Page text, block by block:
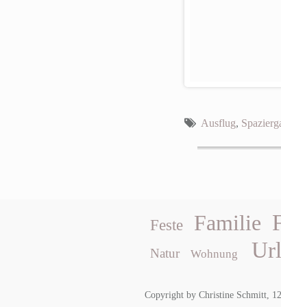
Ausflug,
Feste Familie
Natur Wohnung
Copyright by Christine Schmitt,